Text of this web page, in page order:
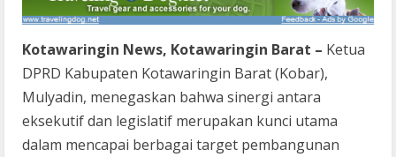
Kotawaringin News, Kotawaringin Barat – Ketua
DPRD Kabupaten Kotawaringin Barat (Kobar),
Mulyadin, menegaskan bahwa sinergi antara
eksekutif dan legislatif merupakan kunci utama
dalam mencapai berbagai target pembangunan